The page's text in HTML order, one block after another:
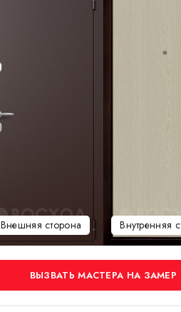
Внешняя сторона Внутренняя
ВЫЗВАТЬ МАСТЕРА НА ЗАМЕР